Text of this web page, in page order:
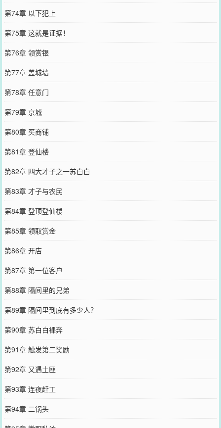
第74章 以下犯上
第75章 这就是证据！
第76章 领赏银
第77章 盖城墙
第78章 任意门
第79章 京城
第80章 买商铺
第81章 登仙楼
第82章 四大才子之一苏白白
第83章 才子与农民
第84章 登顶登仙楼
第85章 领取赏金
第86章 开店
第87章 第一位客户
第88章 隔间里的兄弟
第89章 隔间里到底有多少人？
第90章 苏白白裸奔
第91章 触发第二奖励
第92章 又遇土匪
第93章 连夜赶工
第94章 二锅头